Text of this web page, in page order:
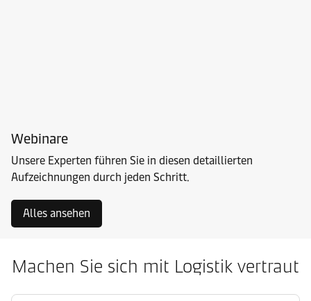
Webinare
Unsere Experten führen Sie in diesen detaillierten
Aufzeichnungen durch jeden Schritt.
Alles ansehen
Machen Sie sich mit Logistik vertraut